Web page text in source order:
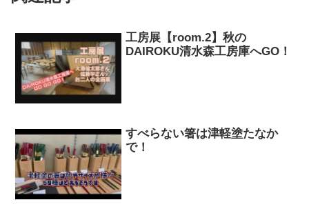
工房展【room.2】秋の
DAIROKU清水森工房庫へGO！
すべらない箸は津軽塗たなか
で！